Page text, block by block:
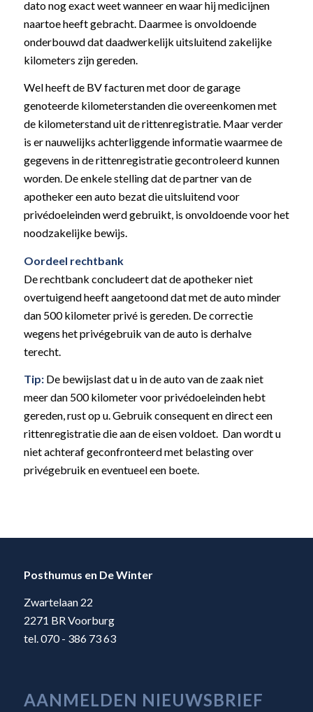
dato nog exact weet wanneer en waar hij medicijnen
naartoe heeft gebracht. Daarmee is onvoldoende
onderbouwd dat daadwerkelijk uitsluitend zakelijke
kilometers zijn gereden.
Wel heeft de BV facturen met door de garage
genoteerde kilometerstanden die overeenkomen met
de kilometerstand uit de rittenregistratie. Maar verder
is er nauwelijks achterliggende informatie waarmee de
gegevens in de rittenregistratie gecontroleerd kunnen
worden. De enkele stelling dat de partner van de
apotheker een auto bezat die uitsluitend voor
privédoeleinden werd gebruikt, is onvoldoende voor het
noodzakelijke bewijs.
Oordeel rechtbank
De rechtbank concludeert dat de apotheker niet
overtuigend heeft aangetoond dat met de auto minder
dan 500 kilometer privé is gereden. De correctie
wegens het privégebruik van de auto is derhalve
terecht.
Tip:De bewijslast dat u in de auto van de zaak niet
meer dan 500 kilometer voor privédoeleinden hebt
gereden, rust op u. Gebruik consequent en direct een
rittenregistratie die aan de eisen voldoet. Dan wordt u
niet achteraf geconfronteerd met belasting over
privégebruik en eventueel een boete.
Posthumus en De Winter
Zwartelaan 22
2271 BR Voorburg
tel. 070 - 386 73 63
AANMELDEN NIEUWSBRIEF